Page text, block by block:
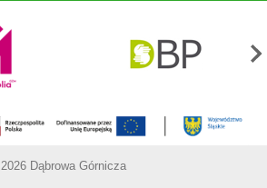
2026 Dąbrowa Górnicza